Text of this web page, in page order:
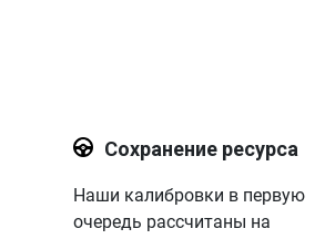
Сохранение ресурса
Наши калибровки в первую
очередь рассчитаны на